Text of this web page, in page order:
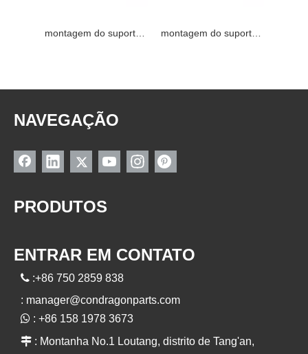
NAVEGAÇÃO
PRODUTOS
ENTRAR EM CONTATO
 :+86 750 2859 838
: manager@condragonparts.com
 : +86 158 1978 3673
 : Montanha No.1 Loutang, distrito de Tang'an,